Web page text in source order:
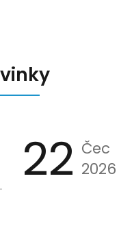
22 Čec
2026